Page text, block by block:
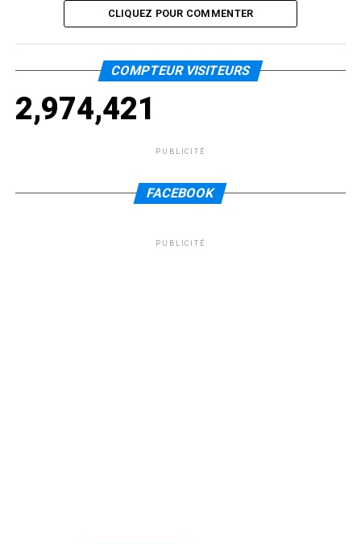
CLIQUEZ POUR COMMENTER
COMPTEUR VISITEURS
2,974,421
PUBLICITÉ
FACEBOOK
PUBLICITÉ